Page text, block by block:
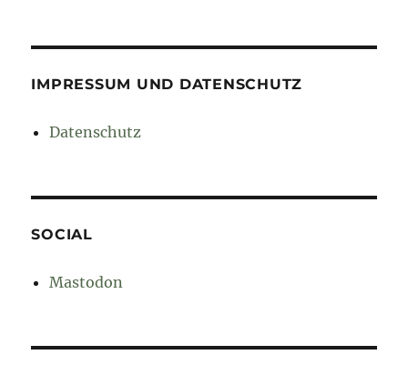
IMPRESSUM UND DATENSCHUTZ
Datenschutz
SOCIAL
Mastodon